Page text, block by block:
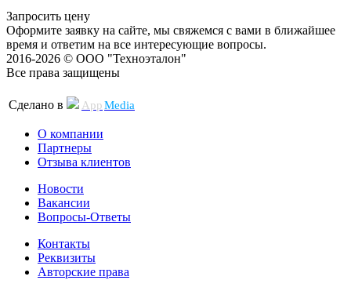
Запросить цену
Оформите заявку на сайте, мы свяжемся с вами в ближайшее
время и ответим на все интересующие вопросы.
2016-2026 © ООО "Техноэталон"
Все права защищены
Сделано в AppMedia
О компании
Партнеры
Отзыва клиентов
Новости
Вакансии
Вопросы-Ответы
Контакты
Реквизиты
Авторские права